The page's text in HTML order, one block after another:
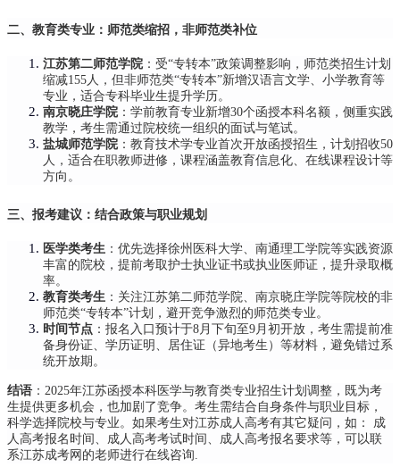
二、教育类专业：师范类缩招，非师范类补位
江苏第二师范学院 ：受“专转本”政策调整影响，师范类招生计划
缩减155人，但非师范类“专转本”新增汉语言文学、小学教育等
专业，适合专科毕业生提升学历。
南京晓庄学院 ：学前教育专业新增30个函授本科名额，侧重实践
教学，考生需通过院校统一组织的面试与笔试。
盐城师范学院 ：教育技术学专业首次开放函授招生，计划招收50
人，适合在职教师进修，课程涵盖教育信息化、在线课程设计等
方向。
三、报考建议：结合政策与职业规划
医学类考生 ：优先选择徐州医科大学、南通理工学院等实践资源
丰富的院校，提前考取护士执业证书或执业医师证，提升录取概
率。
教育类考生 ：关注江苏第二师范学院、南京晓庄学院等院校的非
师范类“专转本”计划，避开竞争激烈的师范类专业。
时间节点 ：报名入口预计于8月下旬至9月初开放，考生需提前准
备身份证、学历证明、居住证（异地考生）等材料，避免错过系
统开放期。
结语 ：2025年江苏函授本科医学与教育类专业招生计划调整，既为考
生提供更多机会，也加剧了竞争。考生需结合自身条件与职业目标，
科学选择院校与专业。 如果考生对江苏成人高考有其它疑问，如： 成
人高考报名时间、成人高考考试时间、成人高考报名要求等，可以联
系江苏成考网的老师进行在线咨询.